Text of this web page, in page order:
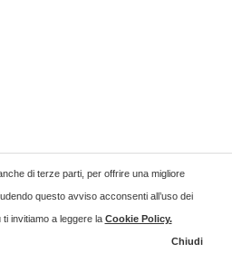
di terze parti, per offrire una migliore
questo avviso acconsenti all’uso dei
invitiamo a leggere la Cookie Policy.
Chiudi